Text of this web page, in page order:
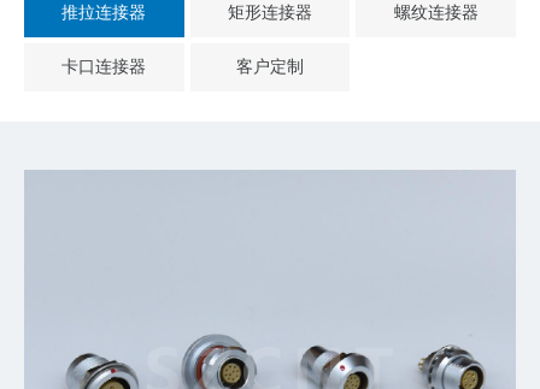
推拉连接器 矩形连接器 螺纹连接器
卡口连接器 客户定制